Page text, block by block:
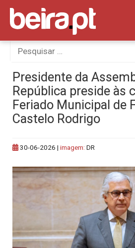
Skip
content
Procurar
por:
Presidente da
República preside às
Feriado Municipal de
Castelo Rodrigo
30-06-2026 | imagem: DR